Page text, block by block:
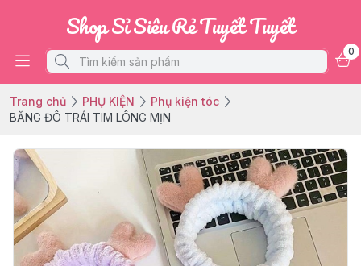
Shop Sỉ Siêu Rẻ Tuyết Tuyết
0
Trang chủ PHỤ KIỆN
Phụ kiện tóc
BĂNG ĐÔ TRÁI TIM LÔNG MỊN